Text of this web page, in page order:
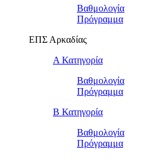
Βαθμολογία
Πρόγραμμα
ΕΠΣ Αρκαδίας
Α Κατηγορία
Βαθμολογία
Πρόγραμμα
Β Κατηγορία
Βαθμολογία
Πρόγραμμα